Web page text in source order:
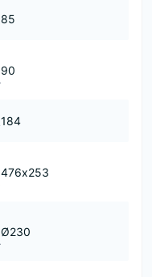
85
90
184
476х253
Ø230